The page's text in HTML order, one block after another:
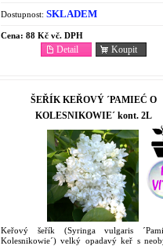
Dostupnost: SKLADEM
Cena: 88 Kč vč. DPH
Koupit
Detail
ŠEŘÍK KEŘOVÝ ´PAMIEĆ O
KOLESNIKOWIE´ kont. 2L
Keřový šeřík (Syringa vulgaris
Kolesnikowie´) velký opadavý keř s